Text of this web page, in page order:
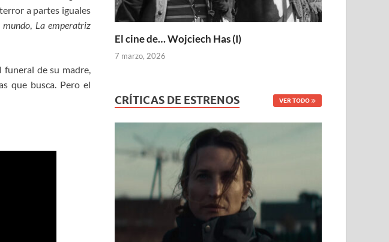
a partes iguales
, La emperatriz
funeral de su madre,
que busca. Pero el
El cine de… Wojciech Has (I)
7 marzo, 2026
CRÍTICAS DE ESTRENOS VER TODO